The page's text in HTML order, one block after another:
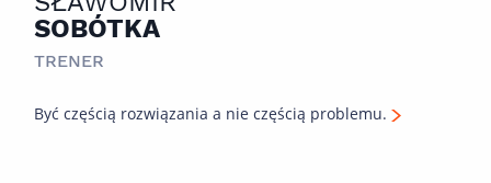
SOBÓTKA
TRENER
Być częścią rozwiązania a nie częścią problemu.